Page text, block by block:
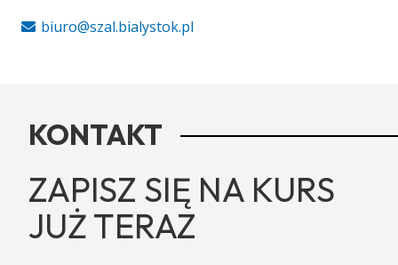
biuro@szal.bialystok.pl
KONTAKT
ZAPISZ SIĘ NA KURS
JUŻ TERAZ